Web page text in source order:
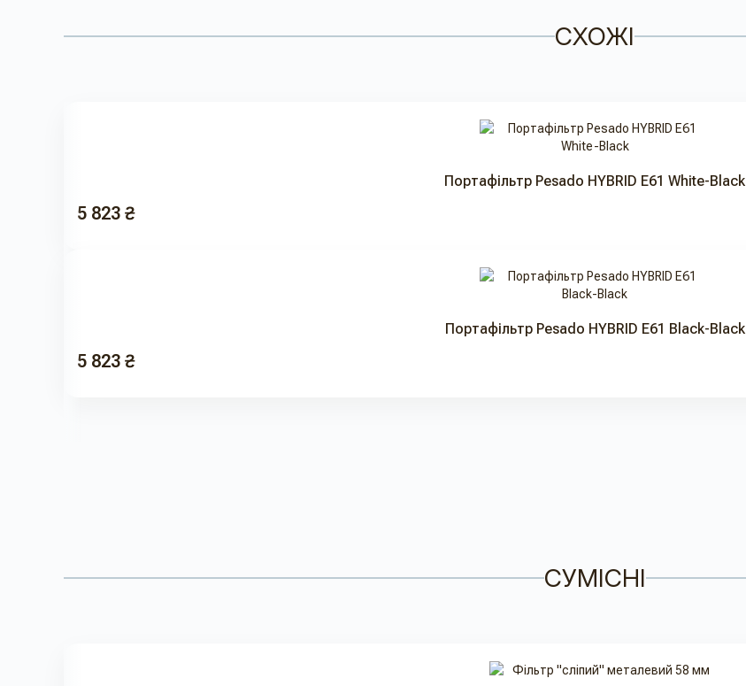
СХОЖІ
Портафільтр Pesado HYBRID E61 White-Black
5 823 ₴
Портафільтр Pesado HYBRID E61 Black-Black
5 823 ₴
СУМІСНІ